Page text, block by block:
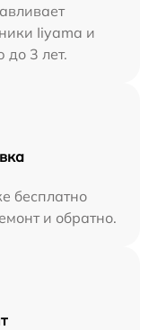
Iiyama и
до 3 лет.
бесплатно
и обратно.